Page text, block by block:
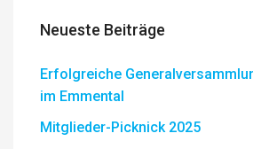
Neueste Beiträge
Erfolgreiche
im Emmental
Mitglieder-Picknick 2025